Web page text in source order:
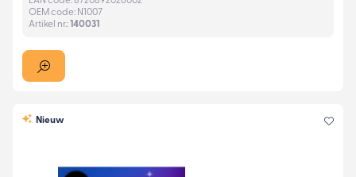
OEM code: N1007
Artikel nr.:140031
Nieuw